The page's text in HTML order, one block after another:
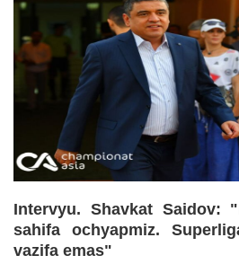
Intervyu. Shavkat Saidov:
sahifa ochyapmiz.
vazifa emas"